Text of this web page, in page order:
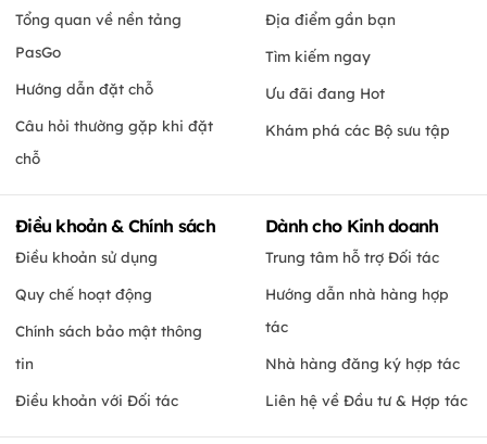
Tổng quan về nền tảng
PasGo
Hướng dẫn đặt chỗ
Câu hỏi thường gặp khi đặt
chỗ
Địa điểm gần bạn
Tìm kiếm ngay
Ưu đãi đang Hot
Khám phá các Bộ sưu tập
Điều khoản & Chính sách
Điều khoản sử dụng
Quy chế hoạt động
Chính sách bảo mật thông
tin
Điều khoản với Đối tác
Dành cho Kinh doanh
Trung tâm hỗ trợ Đối tác
Hướng dẫn nhà hàng hợp
tác
Nhà hàng đăng ký hợp tác
Liên hệ về Đầu tư & Hợp tác